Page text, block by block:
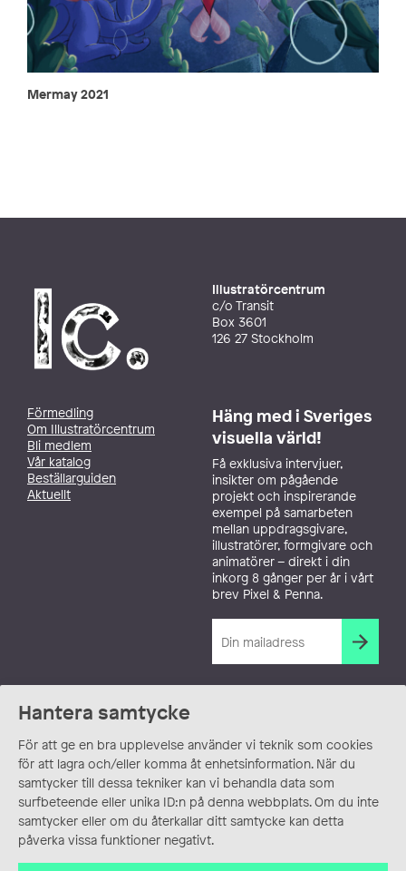
Hantera samtycke
För att ge en bra upplevelse använder vi teknik som cookies
för att lagra och/eller komma åt enhetsinformation. När du
samtycker till dessa tekniker kan vi behandla data som
surfbeteende eller unika ID:n på denna webbplats. Om du inte
samtycker eller om du återkallar ditt samtycke kan detta
påverka vissa funktioner negativt.
Mermay 2021
Illustratörcentrum
c/o Transit
Box 3601
126 27 Stockholm
Förmedling
Om Illustratörcentrum
Bli medlem
Vår katalog
Beställarguiden
Aktuellt
Häng med i Sveriges
visuella värld!
Få exklusiva intervjuer,
insikter om pågående
projekt och inspirerande
exempel på samarbeten
mellan uppdragsgivare,
illustratörer, formgivare och
animatörer – direkt i din
inkorg 8 gånger per år i vårt
brev Pixel & Penna.